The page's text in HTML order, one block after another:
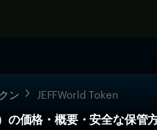
ン JEFFWorld Token
の価格・概要・安全な保管